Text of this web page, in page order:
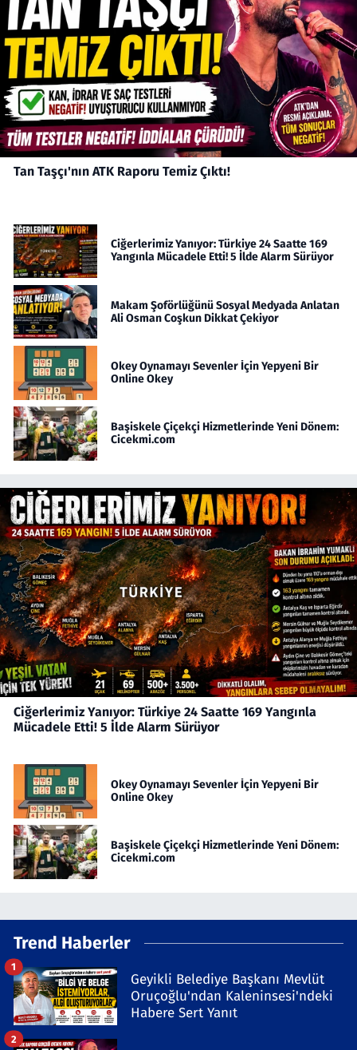
Tan Taşçı'nın ATK Raporu Temiz Çıktı!
Ciğerlerimiz Yanıyor: Türkiye 24 Saatte 169
Yangınla Mücadele Etti! 5 İlde Alarm Sürüyor
Makam Şoförlüğünü Sosyal Medyada Anlatan
Ali Osman Coşkun Dikkat Çekiyor
Okey Oynamayı Sevenler İçin Yepyeni Bir
Online Okey
Başiskele Çiçekçi Hizmetlerinde Yeni Dönem:
Cicekmi.com
Ciğerlerimiz Yanıyor: Türkiye 24 Saatte 169 Yangınla
Mücadele Etti! 5 İlde Alarm Sürüyor
Okey Oynamayı Sevenler İçin Yepyeni Bir
Online Okey
Başiskele Çiçekçi Hizmetlerinde Yeni Dönem:
Cicekmi.com
Trend Haberler
Geyikli Belediye Başkanı Mevlüt
Oruçoğlu'ndan Kaleninsesi'ndeki
Habere Sert Yanıt
1
2